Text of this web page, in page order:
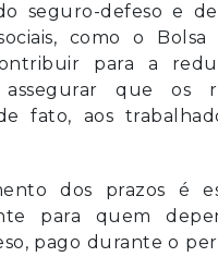
seguro-defeso e
como o Bolsa
para a
que os
fato, aos
dos prazos é
para quem
pago durante o